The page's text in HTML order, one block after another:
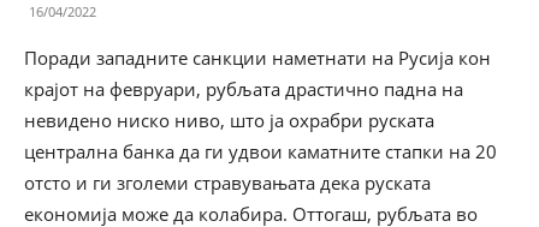
16/04/2022
Поради западните санкции наметнати на Русија кон
крајот на февруари, рубљата драстично падна на
невидено ниско ниво, што ја охрабри руската
централна банка да ги удвои каматните стапки на 20
отсто и ги зголеми стравувањата дека руската
економија може да колабира. Оттогаш, рубљата во